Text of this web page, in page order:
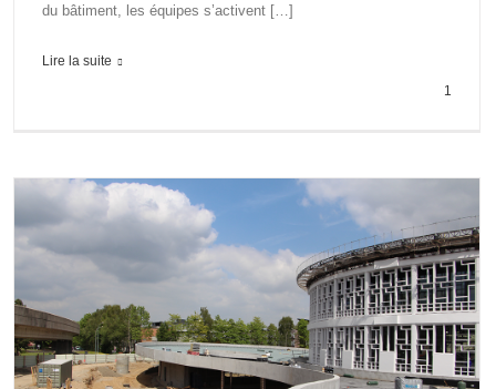
du bâtiment, les équipes s’activent […]
Lire la suite
1